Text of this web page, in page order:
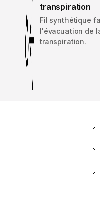
transpiration
Fil synthétique
l'évacuation de
transpiration.